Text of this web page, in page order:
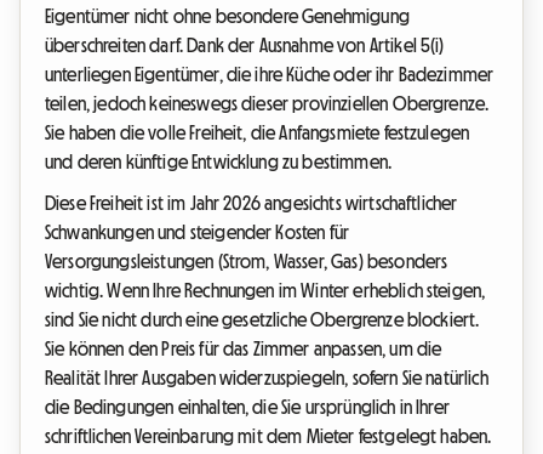
Eigentümer nicht ohne besondere Genehmigung
überschreiten darf. Dank der Ausnahme von Artikel 5(i)
unterliegen Eigentümer, die ihre Küche oder ihr Badezimmer
teilen, jedoch keineswegs dieser provinziellen Obergrenze.
Sie haben die volle Freiheit, die Anfangsmiete festzulegen
und deren künftige Entwicklung zu bestimmen.
Diese Freiheit ist im Jahr 2026 angesichts wirtschaftlicher
Schwankungen und steigender Kosten für
Versorgungsleistungen (Strom, Wasser, Gas) besonders
wichtig. Wenn Ihre Rechnungen im Winter erheblich steigen,
sind Sie nicht durch eine gesetzliche Obergrenze blockiert.
Sie können den Preis für das Zimmer anpassen, um die
Realität Ihrer Ausgaben widerzuspiegeln, sofern Sie natürlich
die Bedingungen einhalten, die Sie ursprünglich in Ihrer
schriftlichen Vereinbarung mit dem Mieter festgelegt haben.